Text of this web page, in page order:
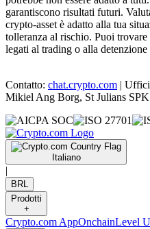
garantiscono risultati futuri.
crypto-asset è adatto alla tua
tolleranza al rischio. Puoi
legati al trading o alla
Contatto: chat.crypto.com |
Mikiel Ang Borg, St Julians
Italiano
|
BRL
Prodotti
+
Crypto.com AppOnchainLevel